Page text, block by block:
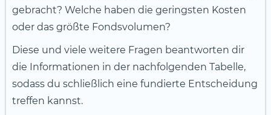
gebracht? Welche haben die geringsten Kosten
oder das größte Fondsvolumen?
Diese und viele weitere Fragen beantworten dir
die Informationen in der nachfolgenden Tabelle,
sodass du schließlich eine fundierte Entscheidung
treffen kannst.